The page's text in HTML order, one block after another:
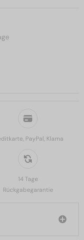
PayPal, Klarna
14 Tage
Rückgabegarantie